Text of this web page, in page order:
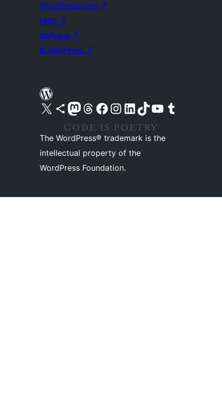
WordPress.com ↗
Matt ↗
bbPress ↗
BuddyPress ↗
Visit our X (formerly Twitter) account
Visit our Bluesky account
Visit our Mastodon account
Visit our Threads account
Visit our Facebook pageVisit our Instagram account
Visit our LinkedIn account
Visit our TikTok account
Visit our YouTube channel
Visit our Tumblr account
The WordPress® trademark is the
intellectual property of the
WordPress Foundation.